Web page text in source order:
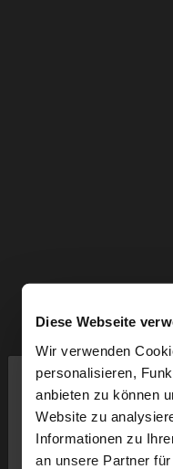
Diese Webseite
Wir verwenden
personalisieren,
anbieten zu können
Website zu
Informationen zu
an unsere Partner
hallo
Sie greifen von
Möchten Sie unsere